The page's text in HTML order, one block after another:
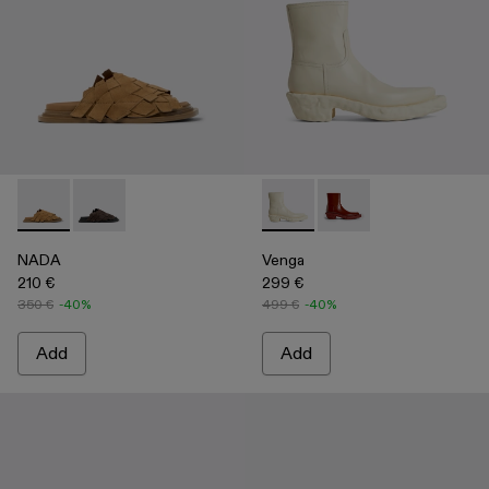
NADA - A500048-003 - BROWN
NADA - A500048-001
NADA
210 €
350 € -40%
Add
Venga - K300447-003 -
Venga - K300447-
Venga
299 €
499 € -40%
Add